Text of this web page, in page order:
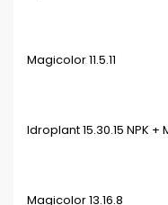
Magicolor 11.5.11
Idroplant 15.30.15 NPK +
Magicolor 13.16.8